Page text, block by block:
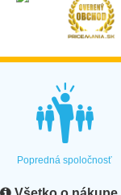
Popredná spoločnosť